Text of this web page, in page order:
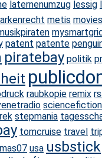
laternenumzug lessig
metis movies
patent patente
piratebay politik
raubkopie remix
sciencefiction
stepmania
tomcruise travel
usa usbstick